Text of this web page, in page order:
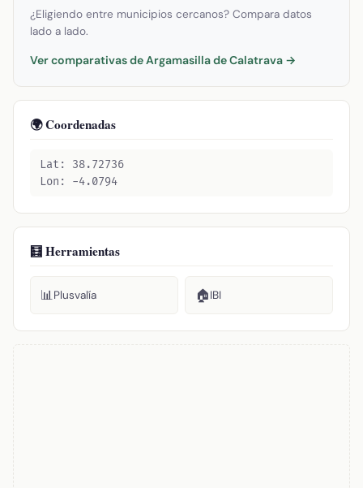
¿Eligiendo entre municipios cercanos? Compara datos
lado a lado.
Ver comparativas de Argamasilla de Calatrava →
🌍 Coordenadas
Lat: 38.72736
Lon: -4.0794
🧮 Herramientas
📊Plusvalía 🏠IBI